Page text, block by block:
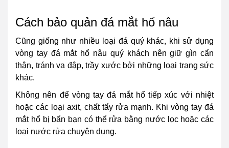
Cách bảo quản đá mắt hổ nâu
Cũng giống như nhiều loại đá quý khác, khi sử dụng
vòng tay đá mắt hổ nâu quý khách nên giữ gìn cẩn
thận, tránh va đập, trầy xước bởi những loại trang sức
khác.
Không nên để vòng tay đá mắt hổ tiếp xúc với nhiệt
hoặc các loại axit, chất tẩy rửa mạnh. Khi vòng tay đá
mắt hổ bị bẩn bạn có thể rửa bằng nước lọc hoặc các
loại nước rửa chuyên dụng.